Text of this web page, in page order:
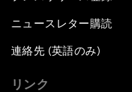
ニュースレター購読
連絡先 (英語のみ)
リンク